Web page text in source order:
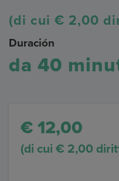
(di cui € 2,00
Duración
da 40
€ 12,00
(di cui € 2,00